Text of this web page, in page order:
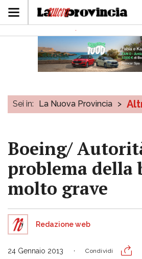
Sei in: La Nuova Provincia >
Boeing/
problema della
molto grave
Redazione web
24 Gennaio 2013 Condividi